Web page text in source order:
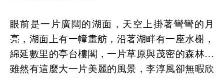
眼前是一片廣闊的湖面，天空上掛著彎彎的月
亮，湖面上有一幢畫舫，沿著湖畔有一座水榭，
綿延數里的亭台樓閣，一片草原與茂密的森林…
雖然有這麼大一片美麗的風景，李淳風卻無暇欣